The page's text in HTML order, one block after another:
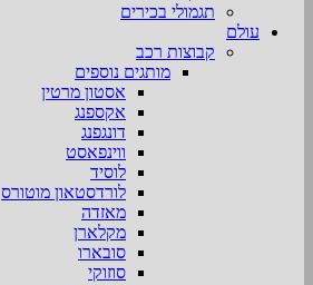
תגמולי בכירים
עולם
קבוצות רכב
מותגים נוספים
אסטון מרטין
אקספנג
דונגפנג
ווינפאסט
לוסיד
לורדסטאון מוטורס
מאזדה
מקלארן
סובארו
סוזוקי